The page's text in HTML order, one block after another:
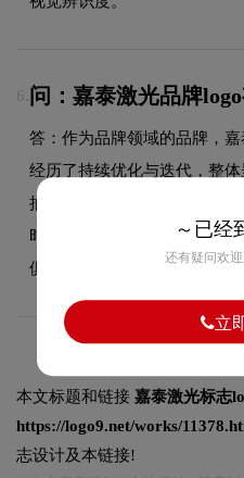
6. 问：嘉泰激光品牌
答：作为品牌领域的品牌，
经历了持续优化与迭代，整
抽象的现代化演变趋势。每
时保持品牌核心识别元素的
俱进，历久弥新。
本文标题和链接 嘉泰激光标志
https://logo9.net/works/
志设计及本链接!
～已经
还有疑问欢
立